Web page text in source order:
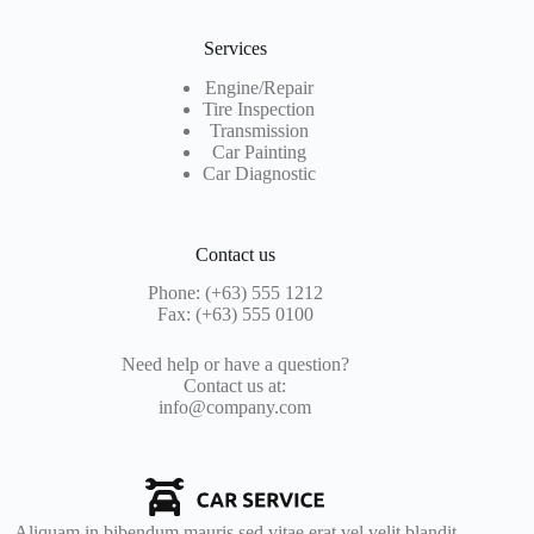
Services
Engine/Repair
Tire Inspection
Transmission
Car Painting
Car Diagnostic
Contact us
Phone: (+63) 555 1212
Fax: (+63) 555 0100
Need help or have a question?
Contact us at:
info@company.com